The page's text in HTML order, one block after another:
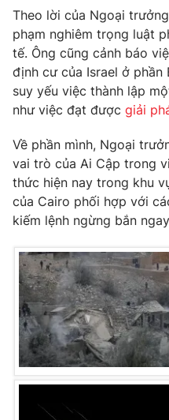
Phó Tổng Biên tập:Nguyễn
Nguyễn Trọng Ninh
Tổng đài VTV:024.38 355
Ðiện thoại Thời báo VTV:
Email:toasoan@vtv.vn
Liên hệ quảng cáo: 024-
® Cấm sao chép dưới mọi
thuận bằng văn bản. Ghi rõ
thông tin từ website này.
Theo lời của Ngoại
phạm nghiêm trọng luật
tế. Ông cũng cảnh báo
định cư của Israel ở phần
suy yếu việc thành lập
như việc đạt được giải
Về phần mình, Ngoại
vai trò của Ai Cập trong
thức hiện nay trong khu
của Cairo phối hợp với
kiếm lệnh ngừng bắn